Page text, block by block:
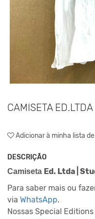
CAMISETA
Adicionar à minha lista
DESCRIÇÃO
Camiseta Ed. Ltda |
Para saber mais ou
via WhatsApp.
Nossas Special